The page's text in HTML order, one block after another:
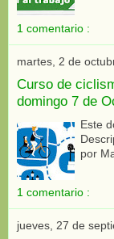
1 comentario :
martes, 2 de
Curso de
domingo 7 de
Este
por
1 comentario :
jueves, 27 de